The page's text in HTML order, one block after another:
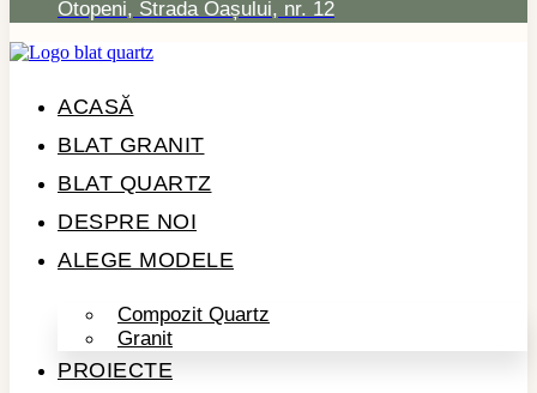
Otopeni, Strada Oașului, nr. 12
ACASĂ
BLAT GRANIT
BLAT QUARTZ
DESPRE NOI
ALEGE MODELE
Compozit Quartz
Granit
PROIECTE